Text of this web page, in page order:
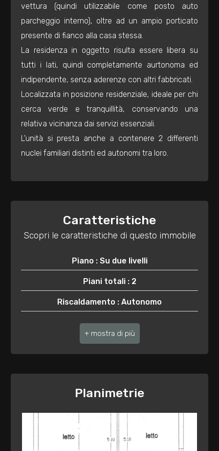
vettura (quindi utilizzabile come posto auto
parcheggio interno), oltre ad un ampio porticato
presente di fianco alla casa stessa.
La residenza in oggetto risulta essere libera su
tutti i lati, quindi completamente aurtonoma ed
indipendente, senza aderenze con altri fabbricati.
Localizzata in posizione residenziale, ideale per chi
cerca verde e tranquillità, conservando una
relativa vicinanza dai servizi essenziali.
L'unità si presta anche a contenere 2 differenti
nuclei familiari distinti ed autonomi tra loro.
Caratteristiche
Scopri le caratteristiche di questo immobile
Piano : Su due livelli
Piani totali : 2
Riscaldamento : Autonomo
Anno di costruzione : 1960
Stato attuale : Libero al rogito
Impianto Elettrico : Non disponibile
Planimetrie
5+
Bagni
minimi
1
2
4
Qualsiasi